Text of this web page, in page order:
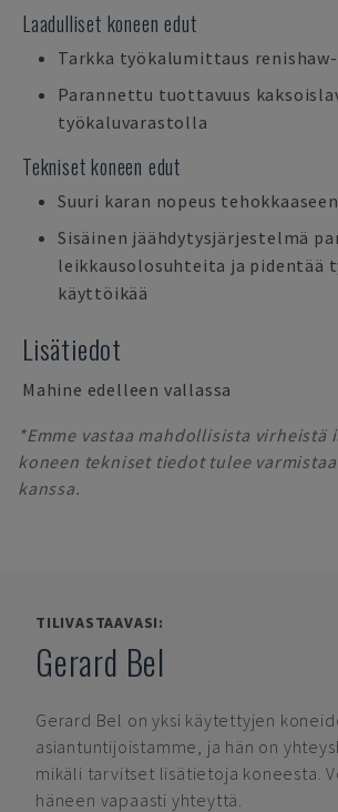
Laadulliset koneen edut
Tarkka työkalumittaus
Parannettu tuottavuus
työkaluvarastolla
Tekniset koneen edut
Suuri karan nopeus
Sisäinen jäähdytysjärjestelmä
leikkausolosuhteita ja pidentää
käyttöikää
Lisätiedot
Mahine edelleen vallassa
*Emme vastaa mahdollisista virheistä
koneen tekniset tiedot tulee
kanssa.
TILIVASTAAVASI:
Gerard Bel
Gerard Bel on yksi käytettyjen
asiantuntijoistamme, ja hän on
mikäli tarvitset lisätietoja koneesta.
häneen vapaasti yhteyttä.